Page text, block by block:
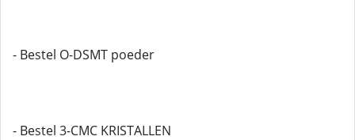
- Bestel O-DSMT poeder
- Bestel 3-CMC KRISTALLEN